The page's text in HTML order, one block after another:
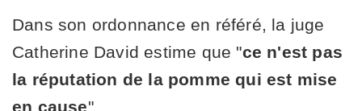
Dans son ordonnance en référé, la juge
Catherine David estime que "ce n'est pas
la réputation de la pomme qui est mise
en cause".